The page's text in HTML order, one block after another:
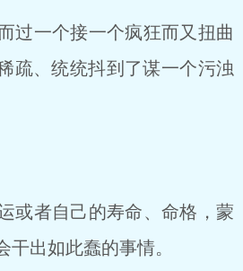
过一个接一个疯狂而又扭曲
疏、统统抖到了谋一个污浊
或者自己的寿命、命格，蒙
出如此蠢的事情。